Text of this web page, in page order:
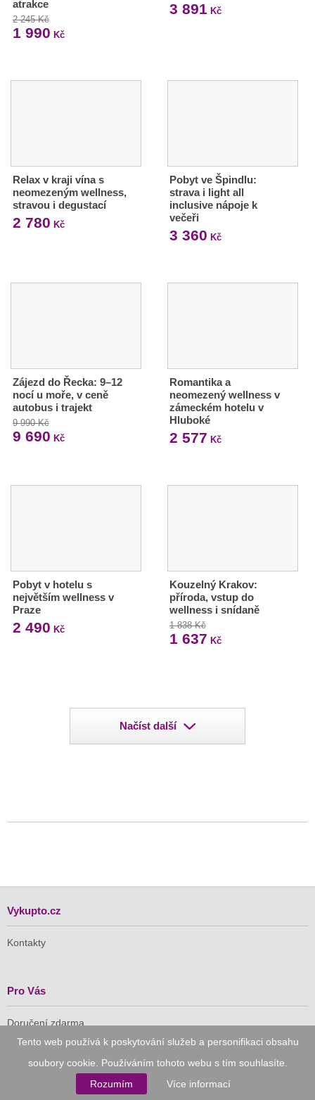
Tento web používá k poskytování služeb a personifikaci obsahu
soubory cookie. Používáním tohoto webu s tím souhlasíte.
Rozumím
Více informací
atrakce
2 245 Kč
1 990 Kč
3 891 Kč
Relax v kraji vína s
neomezeným wellness,
stravou i degustací
2 780 Kč
Pobyt ve Špindlu:
strava i light all
inclusive nápoje k
večeři
3 360 Kč
Zájezd do Řecka: 9–12
nocí u moře, v ceně
autobus i trajekt
9 990 Kč
9 690 Kč
Romantika a
neomezený wellness v
zámeckém hotelu v
Hluboké
2 577 Kč
Pobyt v hotelu s
největším wellness v
Praze
2 490 Kč
Kouzelný Krakov:
příroda, vstup do
wellness i snídaně
1 838 Kč
1 637 Kč
Načíst další
Vykupto.cz
Kontakty
Pro Vás
Doručení zdarma
Vykupto na Facebooku
Důvěryhodný nákup